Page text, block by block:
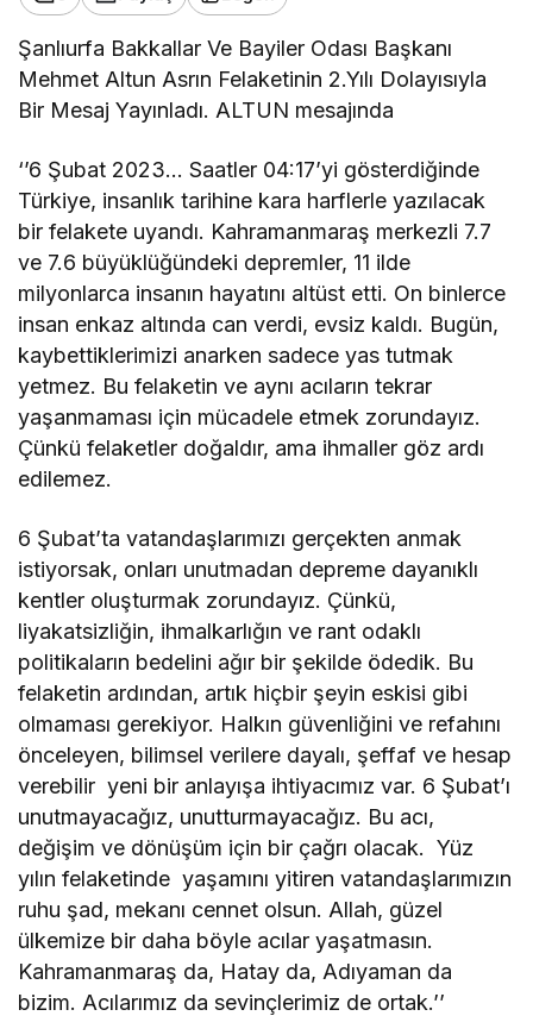
Şanlıurfa Bakkallar Ve Bayiler Odası Başkanı
Mehmet Altun Asrın Felaketinin 2.Yılı Dolayısıyla
Bir Mesaj Yayınladı. ALTUN mesajında
‘’6 Şubat 2023… Saatler 04:17’yi gösterdiğinde
Türkiye, insanlık tarihine kara harflerle yazılacak
bir felakete uyandı. Kahramanmaraş merkezli 7.7
ve 7.6 büyüklüğündeki depremler, 11 ilde
milyonlarca insanın hayatını altüst etti. On binlerce
insan enkaz altında can verdi, evsiz kaldı. Bugün,
kaybettiklerimizi anarken sadece yas tutmak
yetmez. Bu felaketin ve aynı acıların tekrar
yaşanmaması için mücadele etmek zorundayız.
Çünkü felaketler doğaldır, ama ihmaller göz ardı
edilemez.
6 Şubat’ta vatandaşlarımızı gerçekten anmak
istiyorsak, onları unutmadan depreme dayanıklı
kentler oluşturmak zorundayız. Çünkü,
liyakatsizliğin, ihmalkarlığın ve rant odaklı
politikaların bedelini ağır bir şekilde ödedik. Bu
felaketin ardından, artık hiçbir şeyin eskisi gibi
olmaması gerekiyor. Halkın güvenliğini ve refahını
önceleyen, bilimsel verilere dayalı, şeffaf ve hesap
verebilir yeni bir anlayışa ihtiyacımız var. 6 Şubat’ı
unutmayacağız, unutturmayacağız. Bu acı,
değişim ve dönüşüm için bir çağrı olacak. Yüz
yılın felaketinde yaşamını yitiren vatandaşlarımızın
ruhu şad, mekanı cennet olsun. Allah, güzel
ülkemize bir daha böyle acılar yaşatmasın.
Kahramanmaraş da, Hatay da, Adıyaman da
bizim. Acılarımız da sevinçlerimiz de ortak.’’